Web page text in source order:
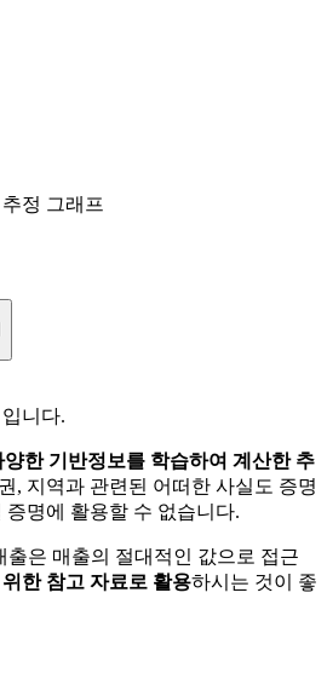
정 그래프
니다.
한 기반정보를 학습하여 계산한 추
, 지역과 관련된 어떠한 사실도 증명
명에 활용할 수 없습니다.
은 매출의 절대적인 값으로 접근
한 참고 자료로 활용하시는 것이 좋